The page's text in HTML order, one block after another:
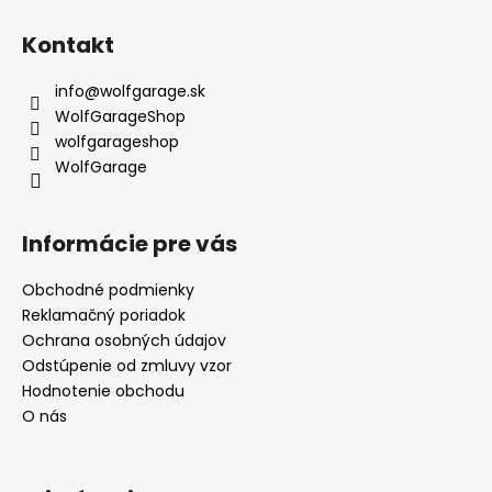
Kontakt
info@wolfgarage.sk
WolfGarageShop
wolfgarageshop
WolfGarage
Informácie pre vás
Obchodné podmienky
Reklamačný poriadok
Ochrana osobných údajov
Odstúpenie od zmluvy vzor
Hodnotenie obchodu
O nás